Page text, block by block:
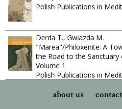
Polish Publications in
Derda T., Gwiazda M.
"Marea"/Philoxenite: A
the Road to the Sanctuary
Volume 1
Polish Publications in
about us contact